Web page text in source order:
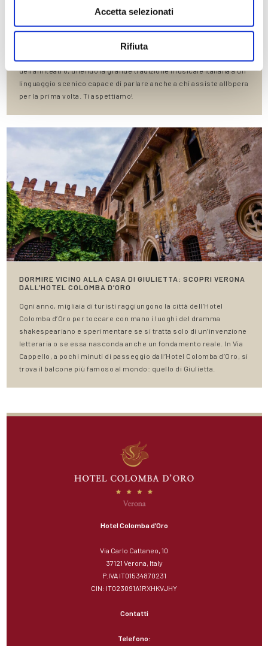
Accetta selezionati
Rifiuta
NUOVA TRAVIATA VICINO ALL’HOTEL COLOMBA D’ORO
La Traviata che va in scena nel 2026- 2027 in Arena di Verona è
stata concepita per valorizzare le dimensioni monumentali
dell'anfiteatro, unendo la grande tradizione musicale italiana a un
linguaggio scenico capace di parlare anche a chi assiste all'opera
per la prima volta. Ti aspettiamo!
DORMIRE VICINO ALLA CASA DI GIULIETTA: SCOPRI VERONA
DALL’HOTEL COLOMBA D’ORO
Ogni anno, migliaia di turisti raggiungono la città dell’Hotel
Colomba d’Oro per toccare con mano i luoghi del dramma
shakespeariano e sperimentare se si tratta solo di un’invenzione
letteraria o se essa nasconda anche un fondamento reale. In Via
Cappello, a pochi minuti di passeggio dall’Hotel Colomba d’Oro, si
trova il balcone più famoso al mondo: quello di Giulietta.
Hotel Colomba d’Oro
Via Carlo Cattaneo, 10
37121 Verona, Italy
P.IVA IT01534870231
CIN: IT023091A1RXHKVJHY
Contatti
Telefono: